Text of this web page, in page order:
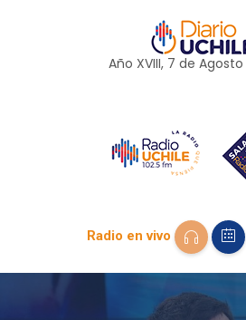
Año XVIII, 7 de Agosto
Radio en vivo